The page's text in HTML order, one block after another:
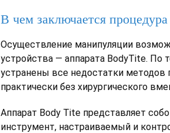
В чем заключается
Осуществление манипуляции
устройства — аппарата BodyTite. По
устранены все недостатки
практически без хирургического
Аппарат Body Tite представляет
инструмент, настраиваемый и